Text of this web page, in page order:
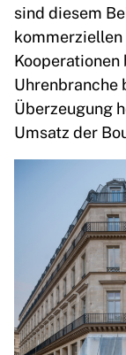
sind diesem
Uhrenbranche
Überzeugung
Umsatz der